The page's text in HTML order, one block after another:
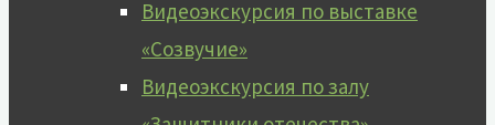
Видеоэкскурсия по выставке
«Созвучие»
Видеоэкскурсия по залу